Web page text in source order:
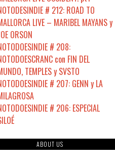
# 212: ROAD TO
LIVE – MARIBEL MAYANS y
ORSON
# 208:
con FIN DEL
TEMPLES y SVSTO
# 207: GENN y LA
# 206: ESPECIAL
ABOUT US